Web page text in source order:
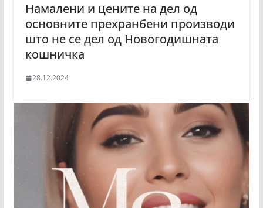
Намалени и цените на дел од
основните прехранбени производи
што не се дел од Новогодишната
кошничка
28.12.2024